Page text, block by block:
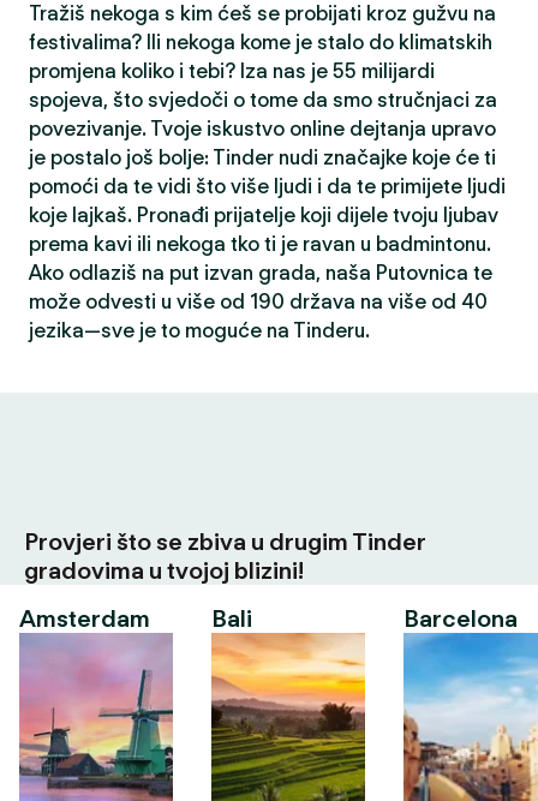
Tražiš nekoga s kim ćeš se probijati kroz gužvu na
festivalima? Ili nekoga kome je stalo do klimatskih
promjena koliko i tebi? Iza nas je 55 milijardi
spojeva, što svjedoči o tome da smo stručnjaci za
povezivanje. Tvoje iskustvo online dejtanja upravo
je postalo još bolje: Tinder nudi značajke koje će ti
pomoći da te vidi što više ljudi i da te primijete ljudi
koje lajkaš. Pronađi prijatelje koji dijele tvoju ljubav
prema kavi ili nekoga tko ti je ravan u badmintonu.
Ako odlaziš na put izvan grada, naša Putovnica te
može odvesti u više od 190 država na više od 40
jezika—sve je to moguće na Tinderu.
Provjeri što se zbiva u drugim Tinder
gradovima u tvojoj blizini!
Amsterdam
Bali Barcelona